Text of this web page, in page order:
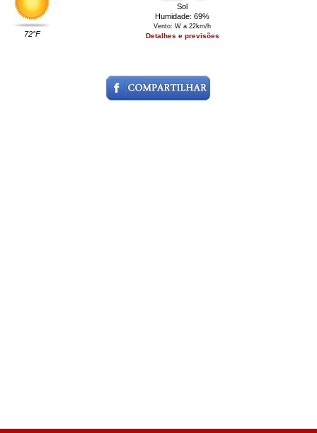
72°F
Sol
Humidade: 69%
Vento: W a 22km/h
Detalhes e previsões